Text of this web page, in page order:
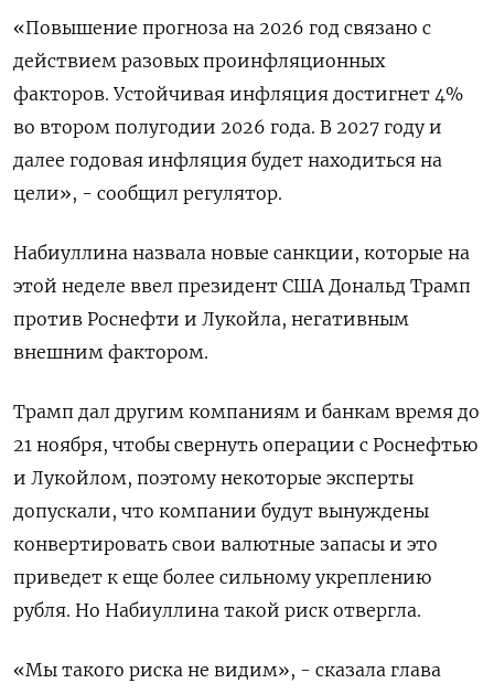
«Повышение прогноза на 2026 год связано с
действием разовых проинфляционных
факторов. Устойчивая инфляция достигнет 4%
во втором полугодии 2026 года. В 2027 году и
далее годовая инфляция будет находиться на
цели», - сообщил регулятор.
Набиуллина назвала новые санкции, которые на
этой неделе ввел президент США Дональд Трамп
против Роснефти и Лукойла, негативным
внешним фактором.
Трамп дал другим компаниям и банкам время до
21 ноября, чтобы свернуть операции с Роснефтью
и Лукойлом, поэтому некоторые эксперты
допускали, что компании будут вынуждены
конвертировать свои валютные запасы и это
приведет к еще более сильному укреплению
рубля. Но Набиуллина такой риск отвергла.
«Мы такого риска не видим», - сказала глава